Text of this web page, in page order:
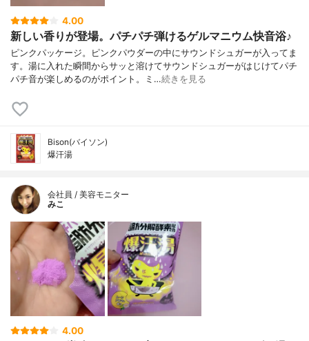
4.00
新しい香りが登場。パチパチ弾けるゲルマニウム快音浴♪
ピンクパッケージ。ピンクパウダーの中にサウンドシュガーが入ってま
す。湯に入れた瞬間からサッと溶けてサウンドシュガーがはじけてパチ
パチ音が楽しめるのがポイント。ミ…続きを見る
Bison(バイソン)
爆汗湯
会社員 / 美容モニター
みこ
4.00